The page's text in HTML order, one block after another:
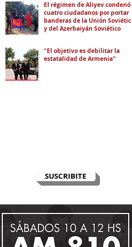
SUSCRIBITE
El régimen de Aliyev condenó a
cuatro ciudadanos por portar
banderas de la Unión Soviética
y del Azerbaiyán Soviético
"El objetivo es debilitar la
estatalidad de Armenia"